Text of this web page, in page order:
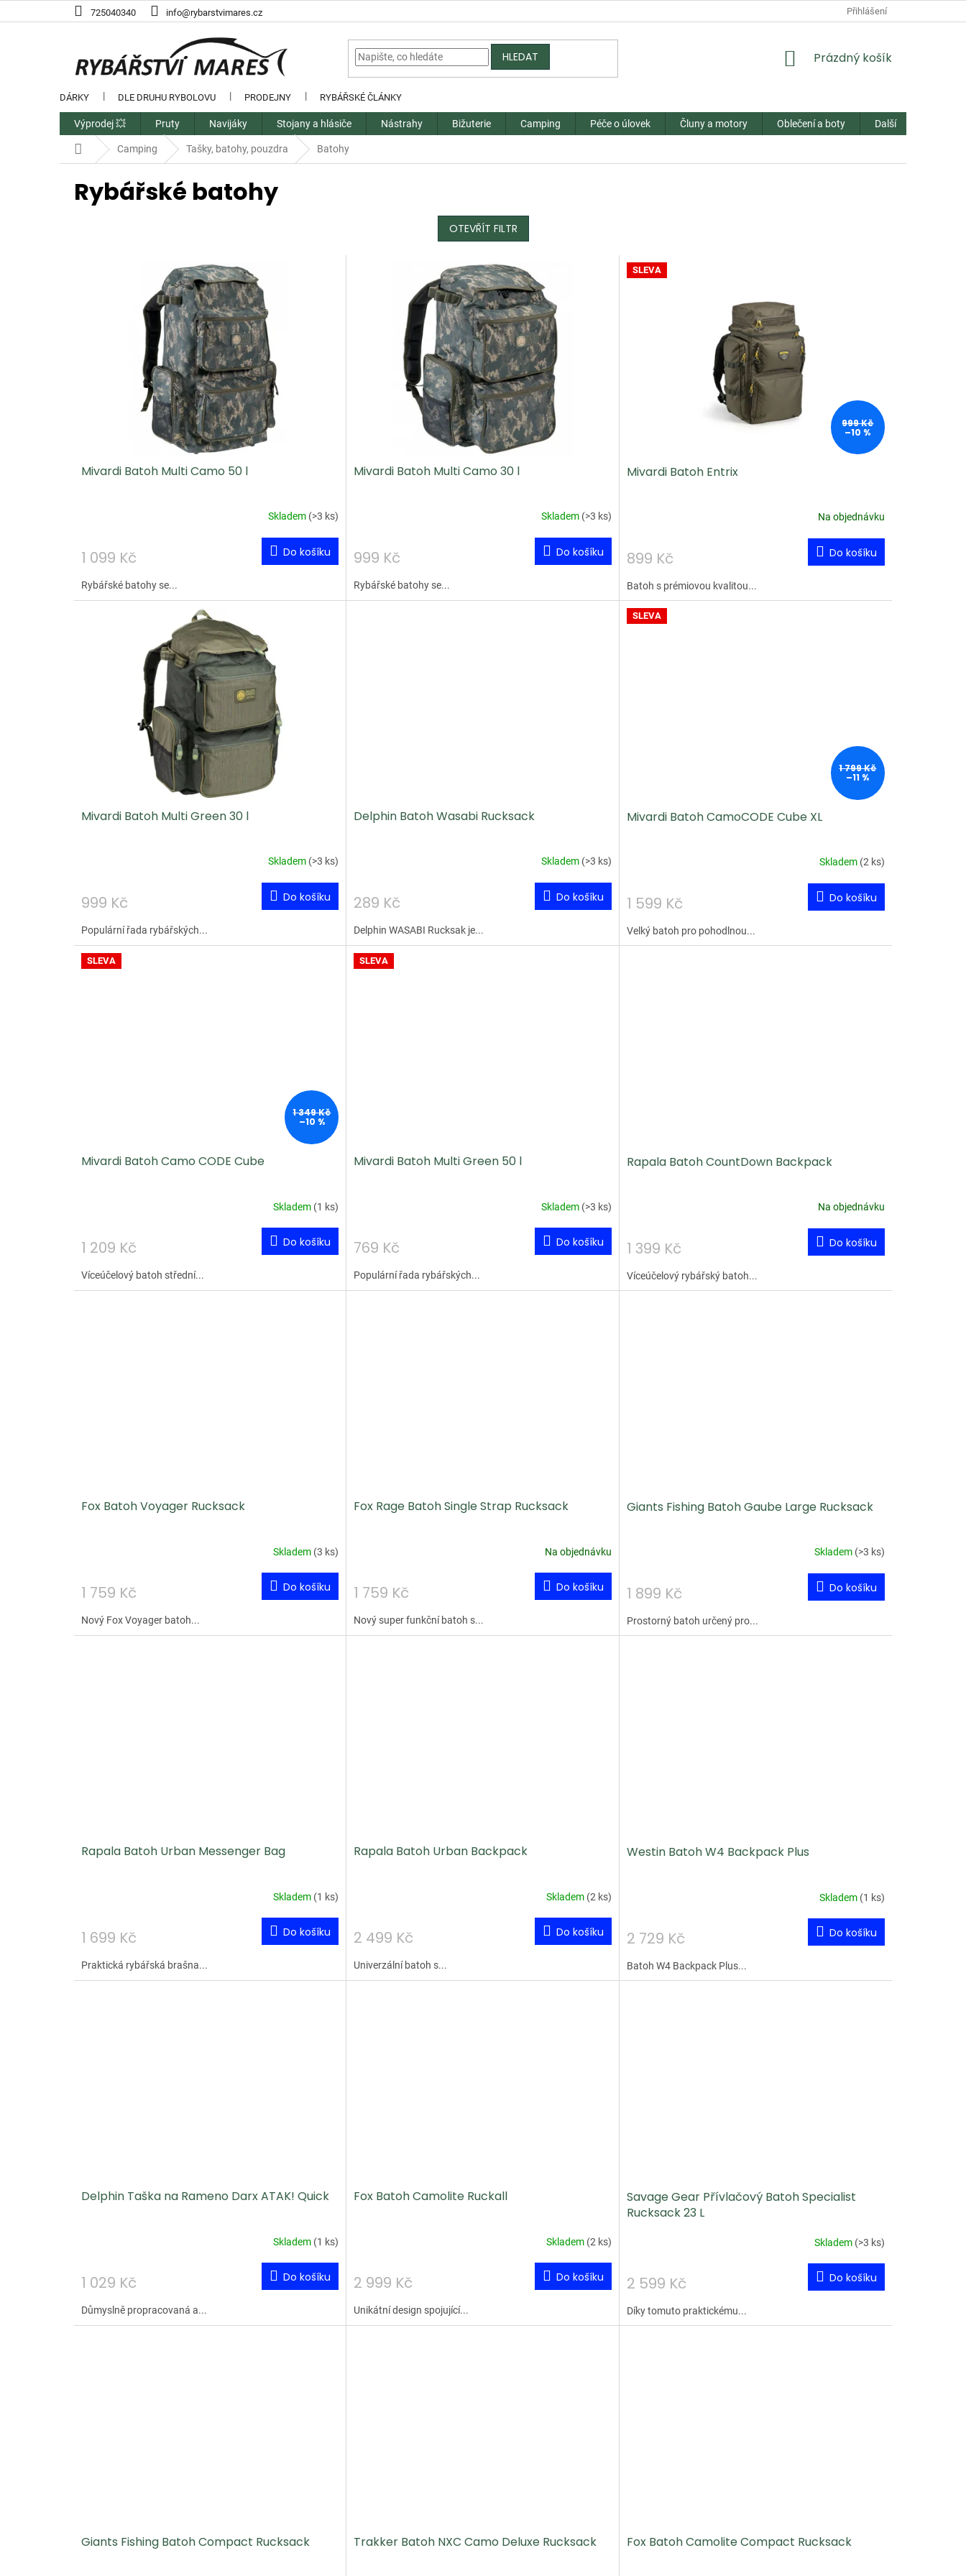
na
725040340 info@rybarstvimares.cz
DÁRKY DLE DRUHU RYBOLOVU PRODEJNY RYBÁŘSKÉ ČLÁNKY
Přihlášení
HLEDAT
NÁKUPNÍ
Prázdný košík
Výprodej 💥 Pruty Navijáky Stojany a hlásiče Nástrahy Bižuterie Camping Péče o úlovek Čluny a motory Oblečení a boty Další
Domů Camping Tašky, batohy, pouzdra Batohy
Rybářské batohy
OTEVŘÍT FILTR
kMivardi Batoh Multi Camo 50 l
Skladem (>3 ks)
1 099 Kč Do košíku
Rybářské batohy se...
Mivardi Batoh Multi Camo 30 l
Skladem (>3 ks)
999 Kč Do košíku
Rybářské batohy se...
SLEVA
999 Kč
–10 %
Mivardi Batoh Entrix
Na objednávku
899 Kč Do košíku
Batoh s prémiovou kvalitou...
Mivardi Batoh Multi Green 30 l
Skladem (>3 ks)
999 Kč Do košíku
Populární řada rybářských...
Delphin Batoh Wasabi Rucksack
Skladem (>3 ks)
289 Kč Do košíku
Delphin WASABI Rucksak je...
SLEVA
1 799 Kč
–11 %
Mivardi Batoh CamoCODE Cube XL
Skladem (2 ks)
1 599 Kč Do košíku
Velký batoh pro pohodlnou...
SLEVA
1 349 Kč
–10 %
Mivardi Batoh Camo CODE Cube
Skladem (1 ks)
1 209 Kč Do košíku
Víceúčelový batoh střední...
SLEVA
Mivardi Batoh Multi Green 50 l
Skladem (>3 ks)
769 Kč Do košíku
Populární řada rybářských...
Rapala Batoh CountDown Backpack
Na objednávku
1 399 Kč Do košíku
Víceúčelový rybářský batoh...
Fox Batoh Voyager Rucksack
Skladem (3 ks)
1 759 Kč Do košíku
Nový Fox Voyager batoh...
Fox Rage Batoh Single Strap Rucksack
Na objednávku
1 759 Kč Do košíku
Nový super funkční batoh s...
Giants Fishing Batoh Gaube Large Rucksack
Skladem (>3 ks)
1 899 Kč Do košíku
Prostorný batoh určený pro...
Rapala Batoh Urban Messenger Bag
Skladem (1 ks)
1 699 Kč Do košíku
Praktická rybářská brašna...
Rapala Batoh Urban Backpack
Skladem (2 ks)
2 499 Kč Do košíku
Univerzální batoh s...
Westin Batoh W4 Backpack Plus
Skladem (1 ks)
2 729 Kč Do košíku
Batoh W4 Backpack Plus...
Delphin Taška na Rameno Darx ATAK! Quick
Skladem (1 ks)
1 029 Kč Do košíku
Důmyslně propracovaná a...
Fox Batoh Camolite Ruckall
Skladem (2 ks)
2 999 Kč Do košíku
Unikátní design spojující...
Savage Gear Přívlačový Batoh Specialist
Rucksack 23 L
Skladem (>3 ks)
2 599 Kč Do košíku
Díky tomuto praktickému...
Giants Fishing Batoh Compact Rucksack Trakker Batoh NXC Camo Deluxe Rucksack Fox Batoh Camolite Compact Rucksack